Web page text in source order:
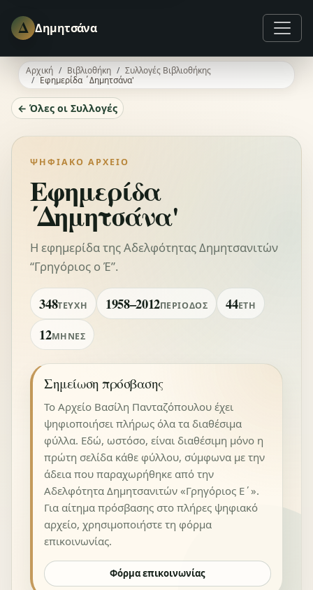
Δ Δημητσάνα
Αρχική Βιβλιοθήκη
Συλλογές Βιβλιοθήκης
Εφημερίδα ΄Δημητσάνα'
← Όλες οι Συλλογές
ΨΗΦΙΑΚΌ ΑΡΧΕΊΟ
Εφημερίδα
΄Δημητσάνα'
Η εφημερίδα της Αδελφότητας Δημητσανιτών
“Γρηγόριος ο Έ”.
348ΤΕΎΧΗ 1958–2012ΠΕΡΊΟΔΟΣ 44ΈΤΗ
12ΜΉΝΕΣ
Σημείωση πρόσβασης
Το Αρχείο Βασίλη Πανταζόπουλου έχει
ψηφιοποιήσει πλήρως όλα τα διαθέσιμα
φύλλα. Εδώ, ωστόσο, είναι διαθέσιμη μόνο η
πρώτη σελίδα κάθε φύλλου, σύμφωνα με την
άδεια που παραχωρήθηκε από την
Αδελφότητα Δημητσανιτών «Γρηγόριος Ε΄».
Για αίτημα πρόσβασης στο πλήρες ψηφιακό
αρχείο, χρησιμοποιήστε τη φόρμα
επικοινωνίας.
Φόρμα επικοινωνίας